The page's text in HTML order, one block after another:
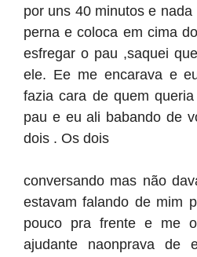
por uns 40 minutos e
perna e coloca em cima
esfregar o pau ,saquei
ele. Ee me encarava e
fazia cara de quem
pau e eu ali babando de
dois . Os dois
conversando mas não
estavam falando de mim
pouco pra frente e me
ajudante naonprava de